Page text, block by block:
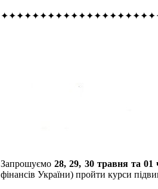
Запрошуємо28, 29, 30 травня та
фінансів України) пройти курси